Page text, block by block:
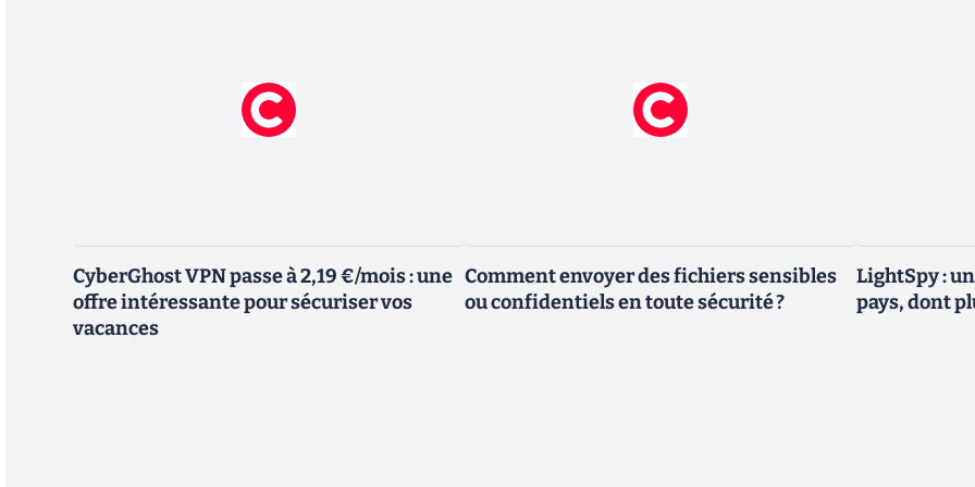
CyberGhost VPN passe à 2,19 €/mois : une
offre intéressante pour sécuriser vos
vacances
Comment envoyer des fichiers sensibles
ou confidentiels en toute sécurité ?
LightSpy :
pays, dont